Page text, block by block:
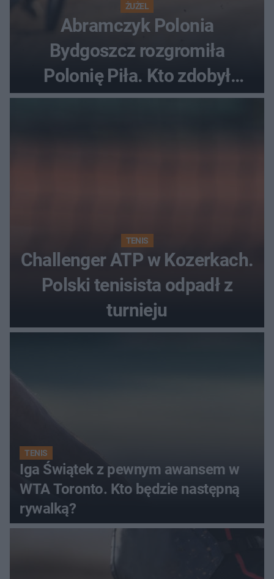
ŻUŻEL
Abramczyk Polonia
Bydgoszcz rozgromiła
Polonię Piła. Kto zdobył
najwięcej punktów?
TENIS
Challenger ATP w Kozerkach.
Polski tenisista odpadł z
turnieju
TENIS
Iga Świątek z pewnym awansem w
WTA Toronto. Kto będzie następną
rywalką?